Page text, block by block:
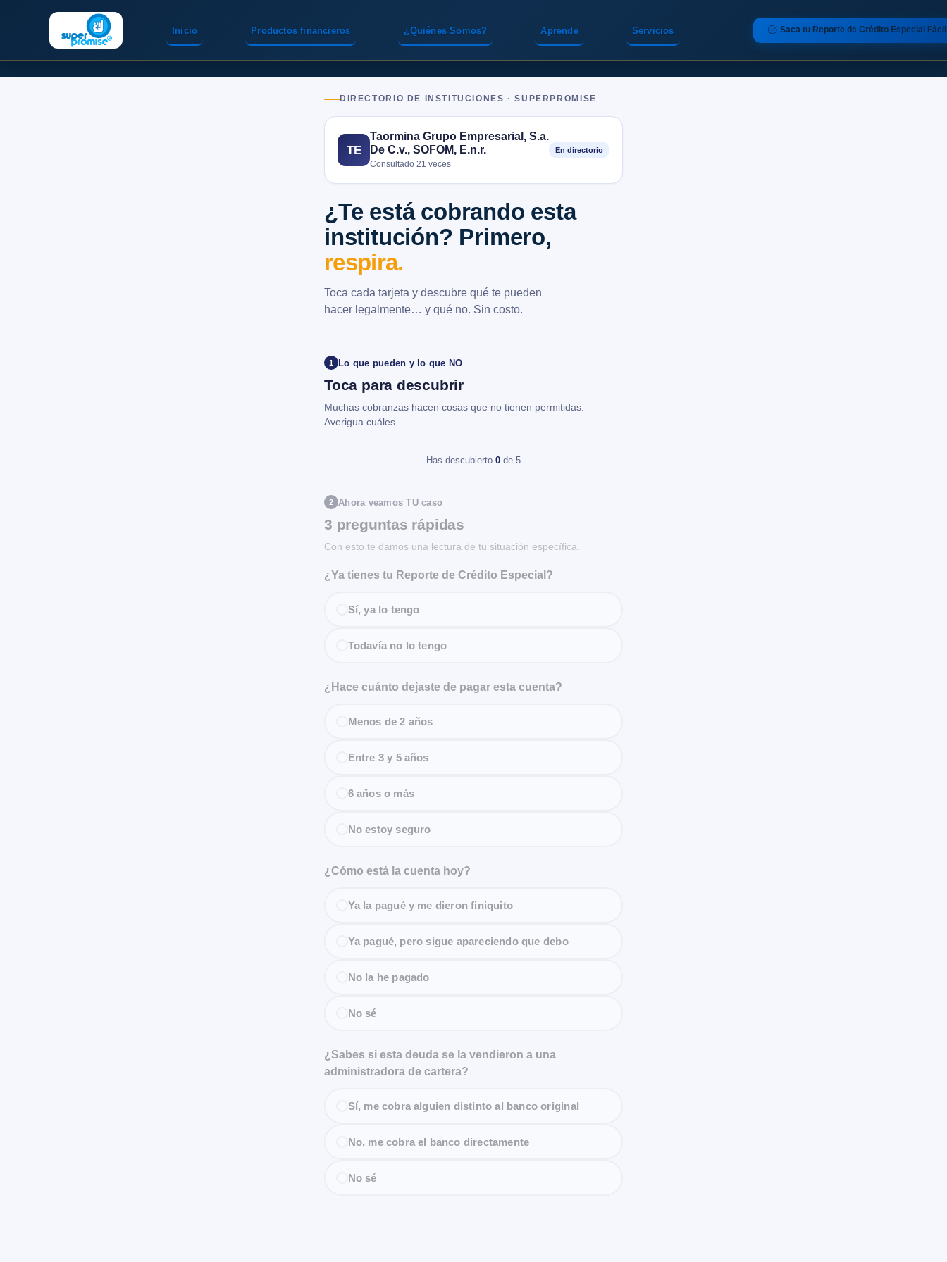
Inicio Servicios
Productos financieros ¿Quiénes Somos? Aprende Saca tu Reporte de Crédito Especial Fácil
DIRECTORIO DE INSTITUCIONES · SUPERPROMISE
TE
Taormina Grupo Empresarial, S.a.
De C.v., SOFOM, E.n.r.
Consultado 21 veces
En directorio
¿Te está cobrando esta
institución? Primero,
respira.
Toca cada tarjeta y descubre qué te pueden
hacer legalmente… y qué no. Sin costo.
1 Lo que pueden y lo que NO
Toca para descubrir
Muchas cobranzas hacen cosas que no tienen permitidas.
Averigua cuáles.
Has descubierto 0 de 5
2 Ahora veamos TU caso
3 preguntas rápidas
Con esto te damos una lectura de tu situación específica.
¿Ya tienes tu Reporte de Crédito Especial?
Sí, ya lo tengo
Todavía no lo tengo
¿Hace cuánto dejaste de pagar esta cuenta?
Menos de 2 años
Entre 3 y 5 años
6 años o más
No estoy seguro
¿Cómo está la cuenta hoy?
Ya la pagué y me dieron finiquito
Ya pagué, pero sigue apareciendo que debo
No la he pagado
No sé
¿Sabes si esta deuda se la vendieron a una
administradora de cartera?
Sí, me cobra alguien distinto al banco original
No, me cobra el banco directamente
No sé